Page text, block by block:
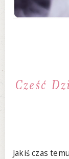
Jakiś czas temu